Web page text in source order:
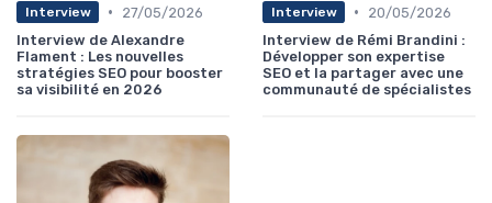
Interview •
27/05/2026
Interview de Alexandre
Flament : Les nouvelles
stratégies SEO pour booster
sa visibilité en 2026
Interview •
20/05/2026
Interview de Rémi Brandini :
Développer son expertise
SEO et la partager avec une
communauté de spécialistes